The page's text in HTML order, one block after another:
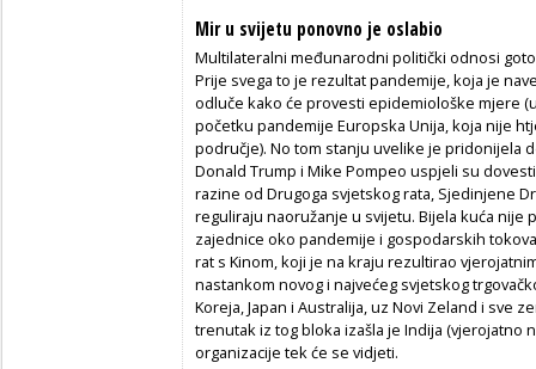
Mir u svijetu ponovno je oslabio
Multilateralni međunarodni politički odnosi
Prije svega to je rezultat pandemije, koja je
odluče kako će provesti epidemiološke mjere
početku pandemije Europska Unija, koja nije
područje). No tom stanju uvelike je pridonijela
Donald Trump i Mike Pompeo uspjeli su
razine od Drugoga svjetskog rata, Sjedinjene
reguliraju naoružanje u svijetu. Bijela kuća nije
zajednice oko pandemije i gospodarskih
rat s Kinom, koji je na kraju rezultirao
nastankom novog i najvećeg svjetskog
Koreja, Japan i Australija, uz Novi Zeland i sve
trenutak iz tog bloka izašla je Indija (vjerojatno
organizacije tek će se vidjeti.